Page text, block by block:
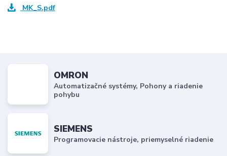
MK_S.pdf
OMRON
Automatizačné systémy, Pohony a riadenie
pohybu
SIEMENS
Programovacie nástroje, priemyselné riadenie